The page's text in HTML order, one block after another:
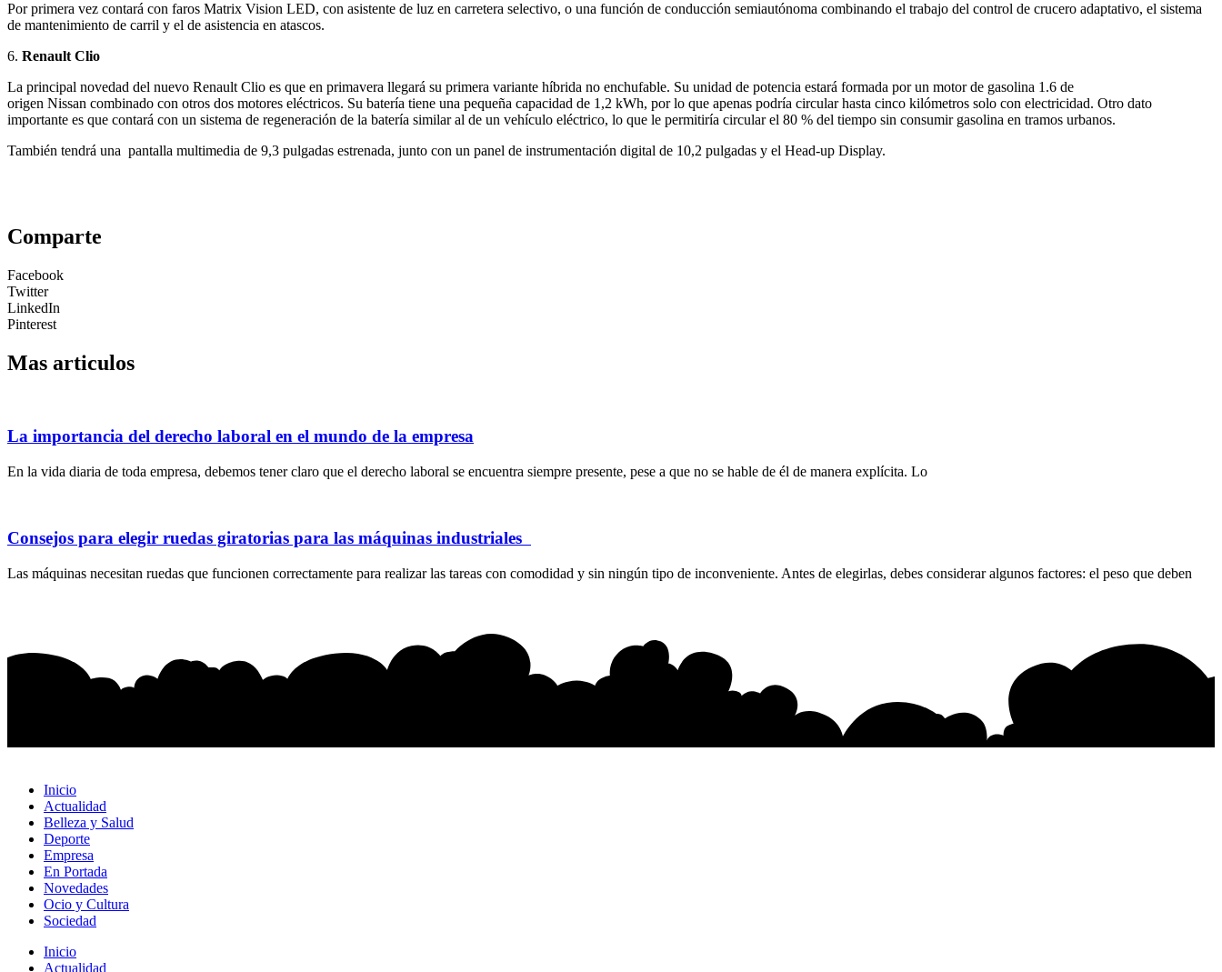
Por primera vez contará con faros Matrix Vision LED, con asistente de luz en carretera selectivo, o una función de conducción semiautónoma combinando el trabajo del control de crucero adaptativo, el sistema
de mantenimiento de carril y el de asistencia en atascos.
6. Renault Clio
La principal novedad del nuevo Renault Clio es que en primavera llegará su primera variante híbrida no enchufable. Su unidad de potencia estará formada por un motor de gasolina 1.6 de
origen Nissan combinado con otros dos motores eléctricos. Su batería tiene una pequeña capacidad de 1,2 kWh, por lo que apenas podría circular hasta cinco kilómetros solo con electricidad. Otro dato
importante es que contará con un sistema de regeneración de la batería similar al de un vehículo eléctrico, lo que le permitiría circular el 80 % del tiempo sin consumir gasolina en tramos urbanos.
También tendrá una pantalla multimedia de 9,3 pulgadas estrenada, junto con un panel de instrumentación digital de 10,2 pulgadas y el Head-up Display.
Comparte
Facebook
Twitter
LinkedIn
Pinterest
Mas articulos
La importancia del derecho laboral en el mundo de la empresa
En la vida diaria de toda empresa, debemos tener claro que el derecho laboral se encuentra siempre presente, pese a que no se hable de él de manera explícita. Lo
Consejos para elegir ruedas giratorias para las máquinas industriales
Las máquinas necesitan ruedas que funcionen correctamente para realizar las tareas con comodidad y sin ningún tipo de inconveniente. Antes de elegirlas, debes considerar algunos factores: el peso que deben
Inicio
Actualidad
Belleza y Salud
Deporte
Empresa
En Portada
Novedades
Ocio y Cultura
Sociedad
Inicio
Actualidad